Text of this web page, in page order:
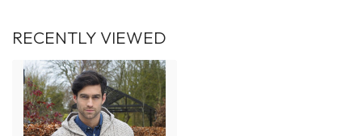
RECENTLY VIEWED